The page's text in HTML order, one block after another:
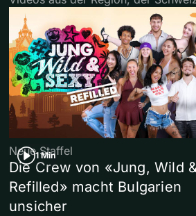
1 Min
Neue Staffel
Die Crew von «Jung, Wild
Refilled» macht Bulgarien
unsicher